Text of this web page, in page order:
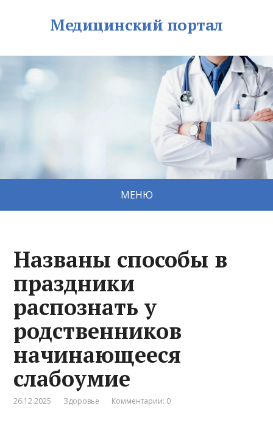
Медицинский портал
МЕНЮ
Названы способы в
праздники
распознать у
родственников
начинающееся
слабоумие
26.12.2025 Здоровье Комментарии: 0